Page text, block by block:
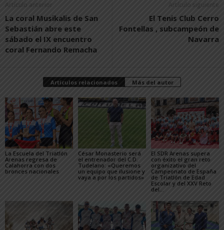
Artículo anterior
La coral Musikalis de San
Sebastián abre este
sábado el IX encuentro
coral Fernando Remacha
Artículo siguiente
El Tenis Club Cerro
Fontellas , subcampeón de
Navarra
Artículos relacionados Más del autor
La Escuela del Triatlón
Arenas regresa de
Calahorra con dos
bronces nacionales
César Monasterio será
el entrenador del C.D.
Tudelano: «Queremos
un equipo que ilusione y
vaya a por los partidos»
El SDR Arenas supera
con éxito el gran reto
organizativo del
Campeonato de España
de Triatlón de Edad
Escolar y del XXV Reto
del...